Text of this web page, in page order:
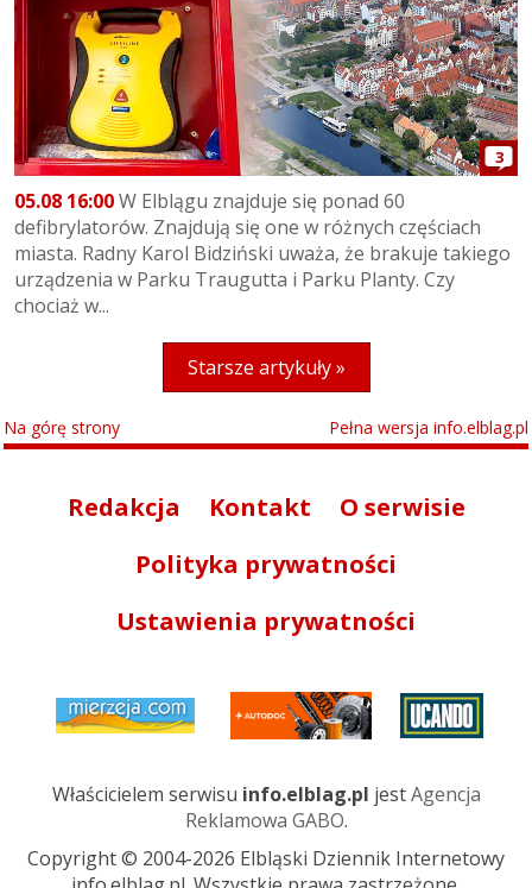
3
05.08 16:00W Elblągu znajduje się ponad 60
defibrylatorów. Znajdują się one w różnych częściach
miasta. Radny Karol Bidziński uważa, że brakuje takiego
urządzenia w Parku Traugutta i Parku Planty. Czy
chociaż w...
Starsze artykuły »
Na górę strony Pełna wersja info.elblag.pl
Redakcja Kontakt
O serwisie
Polityka prywatności
Ustawienia prywatności
Właścicielem serwisu info.elblag.pl jestAgencja
Reklamowa GABO.
Copyright © 2004-2026 Elbląski Dziennik Internetowy